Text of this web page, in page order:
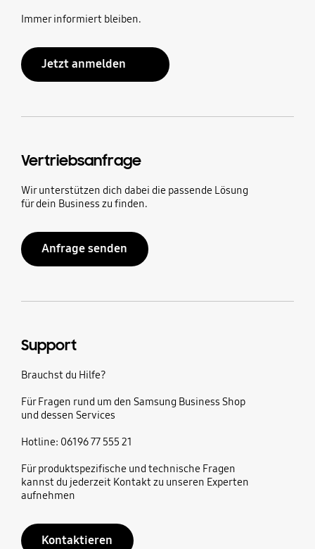
Immer informiert bleiben.
Jetzt anmelden
Vertriebsanfrage
Wir unterstützen dich dabei die passende Lösung
für dein Business zu finden.
Anfrage senden
Support
Brauchst du Hilfe?
Für Fragen rund um den Samsung Business Shop
und dessen Services
Hotline: 06196 77 555 21
Für produktspezifische und technische Fragen
kannst du jederzeit Kontakt zu unseren Experten
aufnehmen
Kontaktieren